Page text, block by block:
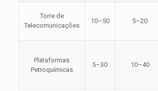
Torre de
Telecomunicações
10–50 5–20
Plataformas
Petroquímicas
5–30 10–40